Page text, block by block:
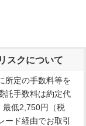
スクについて
所定の手数料等を
託手数料は約定代
最低2,750円（税
ド経由でお取引